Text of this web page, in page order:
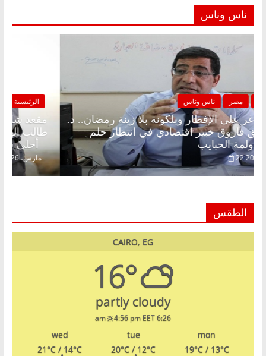
ناس وناس
الرئيسية مصر ناس وناس
مقعد شاغر على الإفطار وبلكونة بلا زينة رمضان.. د.
عبدالخالق فاروق خبير اقتصادي في انتظار حلم
الحرية ولمة الحبايب
22 فبراير، 2026
الطقس
CAIRO, EG
16°
partly cloudy
6:26 am
4:56 pm EET
mon
tue
wed
19°C/ 13°C
20°C / 12°C
21°C / 14°C